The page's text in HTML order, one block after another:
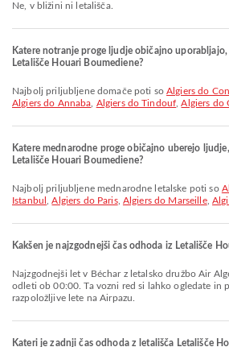
Ne, v bližini ni letališča.
Katere notranje proge ljudje običajno
Letališče Houari Boumediene?
Najbolj priljubljene domače poti soAlgiers do
Algiers do Annaba Algiers do Tindouf ,Algiers do
Katere mednarodne proge običajno uberejo
Letališče Houari Boumediene?
Najbolj priljubljene mednarodne letalske poti so
Istanbul
,Algiers do Paris, Algiers do Marseille,
Kakšen je najzgodnejši čas odhoda iz Letališče
Najzgodnejši let v Béchar z letalsko družbo Air Algerie s kodo leta AH6230
odleti ob 00:00. Ta vozni red si lahko ogledate in
razpoložljive lete na Airpazu.
Kateri je zadnji čas odhoda z letališča Letališče